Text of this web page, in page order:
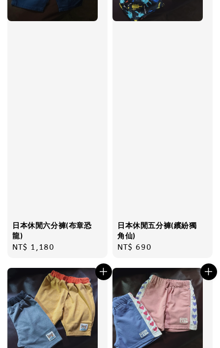
日本休閒六分褲(布章恐
龍)
Regular
NT$ 1,180
日本休閒五分褲(繽紛獨
角仙)
Regular
NT$ 690